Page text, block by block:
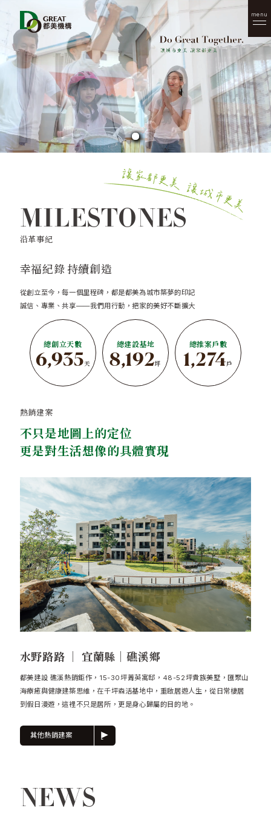
menu
MILESTONES
沿革事紀
幸福紀錄 持續創造
從創立至今，每一個里程碑，都是都美為城市築夢的印記
誠信、專業、共享——我們用行動，把家的美好不斷擴大
總創立天數
6,935天
總建設基地
8,192坪
總推案戶數
1,274戶
熱銷建案
不只是地圖上的定位
更是對生活想像的具體實現
水野路路 ｜ 宜蘭縣｜礁溪鄉
都美建設 礁溪熱銷鉅作，15-30坪菁英寓邸，48-52坪貴族美墅，匯聚山
海療癒與健康建築思維，在千坪森活基地中，重啟居遊人生，從日常棲居
到假日漫遊，這裡不只是居所，更是身心歸屬的目的地。
其他熱銷建案
NEWS